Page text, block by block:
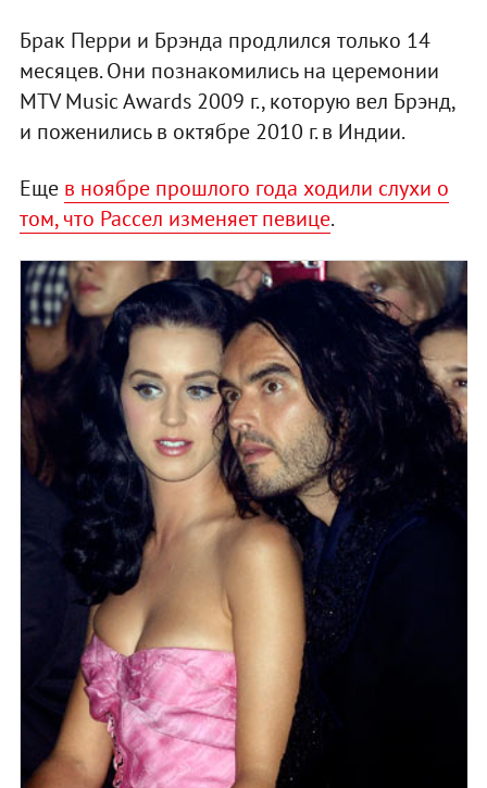
Брак Перри и Брэнда продлился только 14
месяцев. Они познакомились на церемонии
MTV Music Awards 2009 г., которую вел Брэнд,
и поженились в октябре 2010 г. в Индии.
Еще в ноябре прошлого года ходили слухи о
том, что Рассел изменяет певице.